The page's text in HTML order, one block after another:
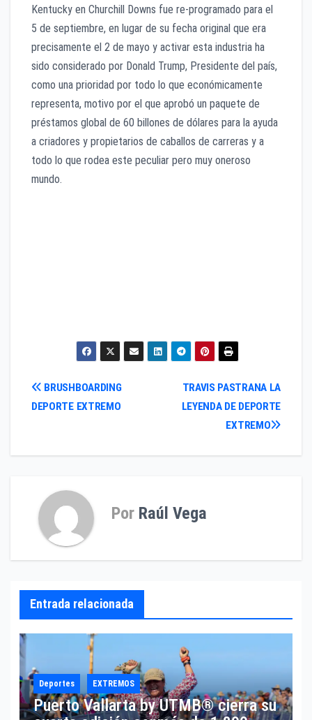
Kentucky en Churchill Downs fue re-programado para el
5 de septiembre, en lugar de su fecha original que era
precisamente el 2 de mayo y activar esta industria ha
sido considerado por Donald Trump, Presidente del país,
como una prioridad por todo lo que económicamente
representa, motivo por el que aprobó un paquete de
préstamos global de 60 billones de dólares para la ayuda
a criadores y propietarios de caballos de carreras y a
todo lo que rodea este peculiar pero muy oneroso
mundo.
Navegación
entradas
TRAVIS PASTRANA LA
LEYENDA DE DEPORTE
EXTREMO
BRUSHBOARDING
DEPORTE EXTREMO
Por Raúl Vega
Entrada relacionada
Deportes EXTREMOS
Puerto Vallarta by UTMB® cierra su